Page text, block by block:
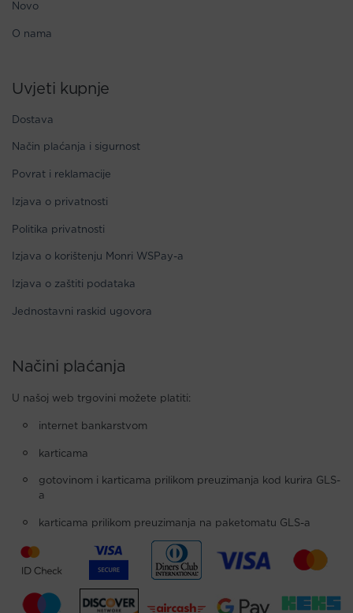
Novo
O nama
Uvjeti kupnje
Dostava
Način plaćanja i sigurnost
Povrat i reklamacije
Izjava o privatnosti
Politika privatnosti
Izjava o korištenju Monri WSPay-a
Izjava o zaštiti podataka
Jednostavni raskid ugovora
Načini plaćanja
U našoj web trgovini možete platiti:
internet bankarstvom
karticama
gotovinom i karticama prilikom preuzimanja kod kurira GLS-
a
karticama prilikom preuzimanja na paketomatu GLS-a